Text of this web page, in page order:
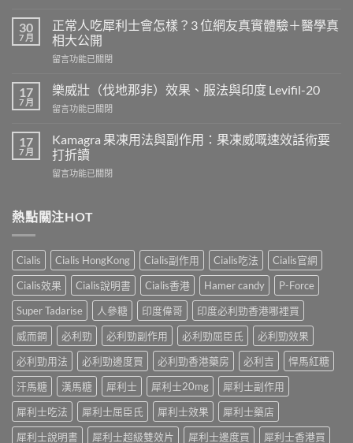
期
服
用
威
鋼
導
不
孕
嗎？
科
實
證
訴
你
真
相，
備
孕
男
必
讀〉
30
7 月
正常人吃犀利士會怎樣？3 位網友真實體驗＋醫學真
相大公開
在
常
人
吃
利
士
怎
位
真
實
體
驗
＋
醫
真
相
大
公
開〉
中
留言功能已關閉
17
7 月
樂威壯（伐地那非）效果、服法與印度 Levifil-20
在
威
壯
（伐
地
效
法
與
印
度
Levifil-
20〉
留言功能已關閉
17
7 月
Kamagra 果凍用法與副作用：果凍威嘅速效話術要
打折讀
在
凍
用
與
副
作
用：
果
凍
嘅
速
效
術
要
打
折
留言功能已關閉
熱點關注HOT
Cialis Cialis HongKong Cialis副作用 Cialis吃法
Cialis官網
Cialis效果
Cialis說明書 Cialis香港 Hamer candy
P-Force
Super Tadarise
人參糖 印度偉哥
印度必利勁香港哪裡買
威而鋼
必利勁 必利勁副作用 必利勁屈臣氏
必利勁效果
必利勁用法
必利勁邊度買 必利勁香港藥房 必利吉
悍馬紅糖
汗馬糖
漢馬糖 犀利士 犀利士20mg
犀利士副作用
犀利士吃法
犀利士屈臣氏 犀利士效果
犀利士藥店
犀利士說明書
犀利士超級雙效片 犀利士邊度買 犀利士香港買